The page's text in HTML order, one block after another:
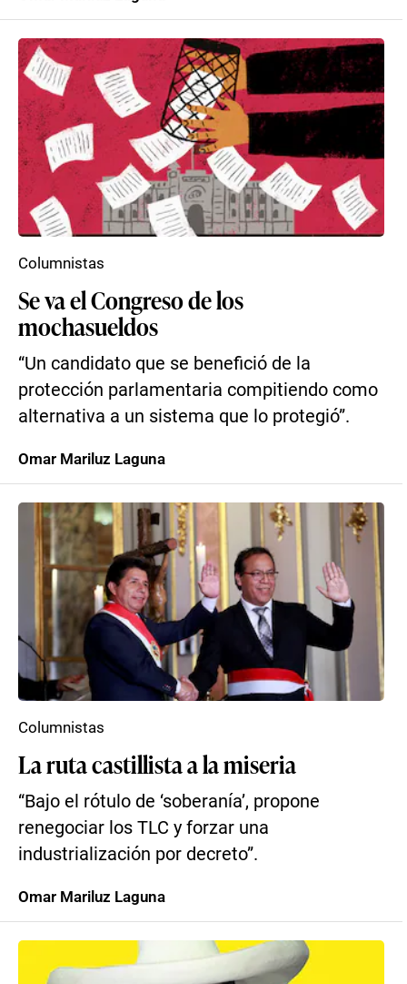
Se va el Congreso de los
mochasueldos
“Un candidato que se benefició de la
protección parlamentaria compitiendo como
alternativa a un sistema que lo protegió”.
Columnistas
Omar Mariluz Laguna
La ruta castillista a la miseria
“Bajo el rótulo de ‘soberanía’, propone
renegociar los TLC y forzar una
industrialización por decreto”.
Columnistas
Omar Mariluz Laguna